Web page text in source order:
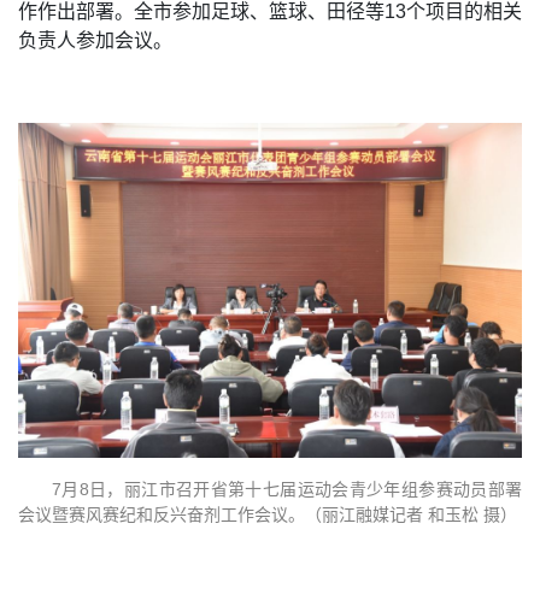
作作出部署。全市参加足球、篮球、田径等13个项目的相关
负责人参加会议。
7月8日，丽江市召开省第十七届运动会青少年组参赛动员部署
会议暨赛风赛纪和反兴奋剂工作会议。（丽江融媒记者 和玉松 摄）